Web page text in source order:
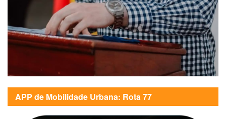
APP de Mobilidade Urbana: Rota 77